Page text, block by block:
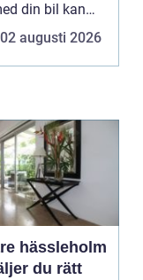
din bil kan
02 augusti 2026
hässleholm
du rätt